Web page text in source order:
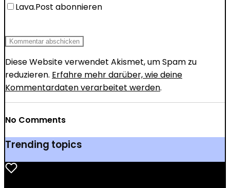
Lava.Post abonnieren
Diese Website verwendet Akismet, um Spam zu
reduzieren. Erfahre mehr darüber, wie deine
Kommentardaten verarbeitet werden.
No Comments
Trending topics